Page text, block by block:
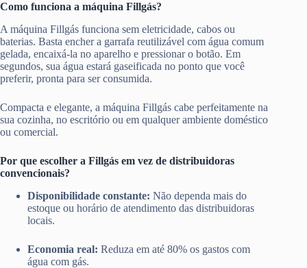
Como funciona a máquina Fillgás?
A máquina Fillgás funciona sem eletricidade, cabos ou
baterias. Basta encher a garrafa reutilizável com água comum
gelada, encaixá-la no aparelho e pressionar o botão. Em
segundos, sua água estará gaseificada no ponto que você
preferir, pronta para ser consumida.
Compacta e elegante, a máquina Fillgás cabe perfeitamente na
sua cozinha, no escritório ou em qualquer ambiente doméstico
ou comercial.
Por que escolher a Fillgás em vez de distribuidoras
convencionais?
Disponibilidade constante: Não dependa mais do
estoque ou horário de atendimento das distribuidoras
locais.
Economia real: Reduza em até 80% os gastos com
água com gás.